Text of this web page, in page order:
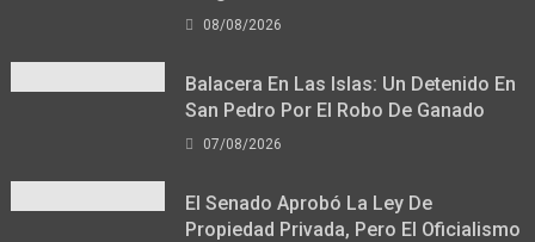
08/08/2026
Balacera En Las Islas: Un Detenido En
San Pedro Por El Robo De Ganado
07/08/2026
El Senado Aprobó La Ley De
Propiedad Privada, Pero El Oficialismo